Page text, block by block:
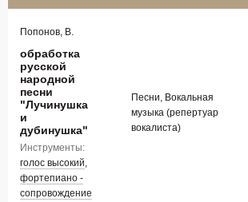
Попонов, В.
обработка
русской
народной
песни
"Лучинушка
и
дубинушка"
Инструменты:
голос высокий,
фортепиано -
сопровождение
Песни, Вокальная
музыка (репертуар
вокалиста)